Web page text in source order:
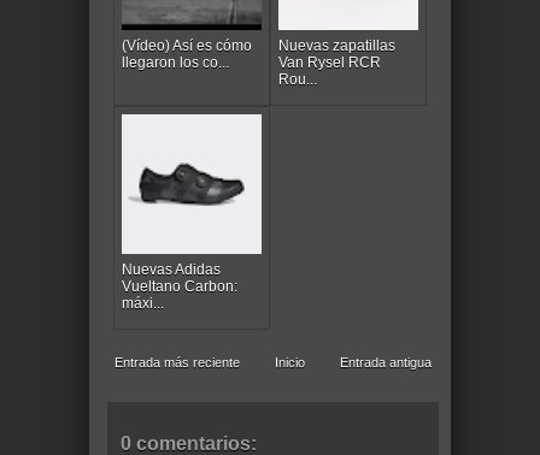
(Vídeo) Así es cómo
llegaron los co...
Nuevas zapatillas
Van Rysel RCR
Rou...
Nuevas Adidas
Vueltano Carbon:
máxi...
Entrada más reciente Entrada antigua
Inicio
0 comentarios: